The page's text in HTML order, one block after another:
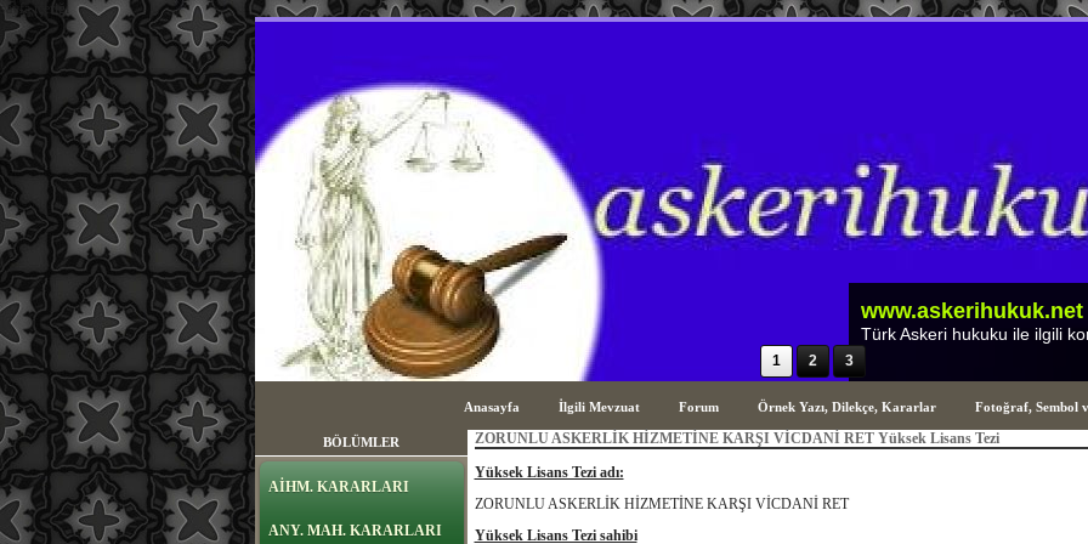
sayfa içeriği
www.askerihukuk.net
Türk Askeri Hukuku ile ilgili
1 2 3
Anasayfa İlgili Mevzuat Forum Örnek Yazı, Dilekçe, Kararlar Fotoğraf, Sembol
BÖLÜMLER
AİHM. KARARLARI
ANY. MAH. KARARLARI
ZORUNLU ASKERLİK HİZMETİNE KARŞI VİCDANİ RET Yüksek Lisans Tezi
Yüksek Lisans Tezi adı:
ZORUNLU ASKERLİK HİZMETİNE KARŞI VİCDANİ RET
Yüksek Lisans Tezi sahibi